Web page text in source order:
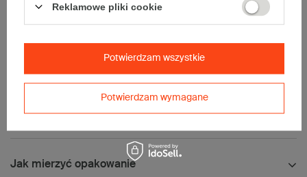
• Poczta Polska List L
Jak mierzyć opakowanie
Reklamowe pliki cookie
Potwierdzam wymagane
Potwierdzam wszystkie